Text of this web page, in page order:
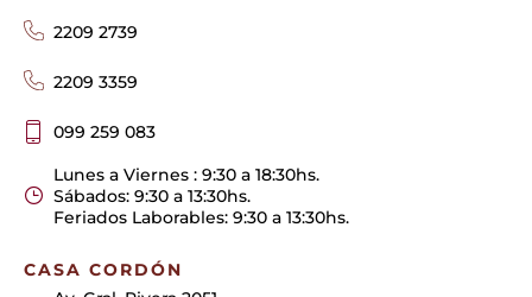
2209 2739
2209 3359
099 259 083
Lunes a Viernes : 9:30 a 18:30hs.
Sábados: 9:30 a 13:30hs.
Feriados Laborables: 9:30 a 13:30hs.
CASA CORDÓN